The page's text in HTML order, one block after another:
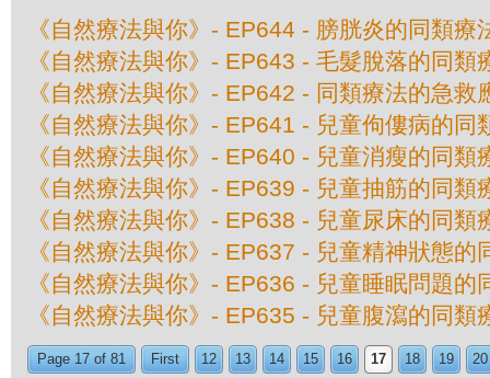
《自然療法與你》- EP644 - 膀胱炎的同類療
《自然療法與你》- EP643 - 毛髮脫落的同類
《自然療法與你》- EP642 - 同類療法的急救
《自然療法與你》- EP641 - 兒童佝僂病的同
《自然療法與你》- EP640 - 兒童消瘦的同類
《自然療法與你》- EP639 - 兒童抽筋的同類
《自然療法與你》- EP638 - 兒童尿床的同類
《自然療法與你》- EP637 - 兒童精神狀態的
《自然療法與你》- EP636 - 兒童睡眠問題的
《自然療法與你》- EP635 - 兒童腹瀉的同類
Page 17 of 81 First 12 13 14 15 16 17 18 19 20